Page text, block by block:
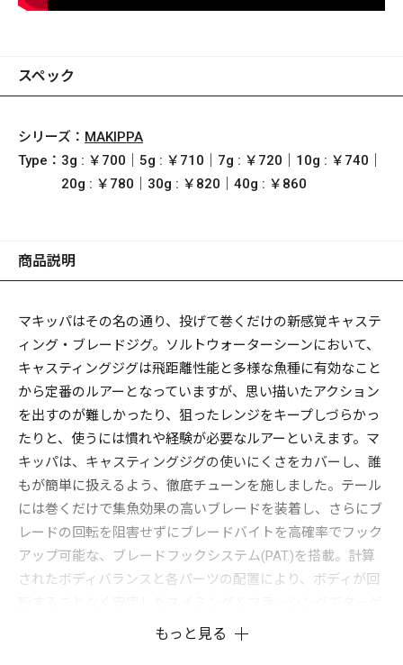
スペック
シリーズ： MAKIPPA
Type： 3g : ￥700｜5g : ￥710｜7g : ￥720｜10g : ￥740｜
20g : ￥780｜30g : ￥820｜40g : ￥860
商品説明
マキッパはその名の通り、投げて巻くだけの新感覚キャステ
ィング・ブレードジグ。ソルトウォーターシーンにおいて、
キャスティングジグは飛距離性能と多様な魚種に有効なこと
から定番のルアーとなっていますが、思い描いたアクション
を出すのが難しかったり、狙ったレンジをキープしづらかっ
たりと、使うには慣れや経験が必要なルアーといえます。マ
キッパは、キャスティングジグの使いにくさをカバーし、誰
もが簡単に扱えるよう、徹底チューンを施しました。テール
には巻くだけで集魚効果の高いブレードを装着し、さらにブ
レードの回転を阻害せずにブレードバイトを高確率でフック
アップ可能な、ブレードフックシステム(PAT.)を搭載。計算
されたボディバランスと各パーツの配置により、ボディが回
もっと見る